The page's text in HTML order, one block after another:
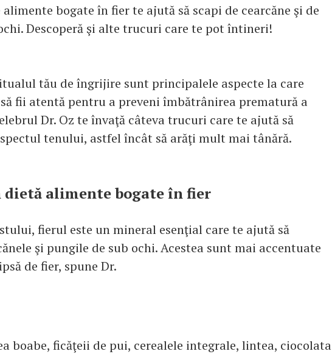
bogate în fier te ajută să scapi de cearcăne şi de
Descoperă şi alte trucuri care te pot întineri!
tău de îngrijire sunt principalele aspecte la care
fii atentă pentru a preveni îmbătrânirea prematură a
Dr. Oz te învaţă câteva trucuri care te ajută să
tenului, astfel încât să arăţi mult mai tânără.
dietă alimente bogate în fier
fierul este un mineral esenţial care te ajută să
şi pungile de sub ochi. Acestea sunt mai accentuate
de fier, spune Dr.
boabe, ficăţeii de pui, cerealele integrale, lintea, ciocolata